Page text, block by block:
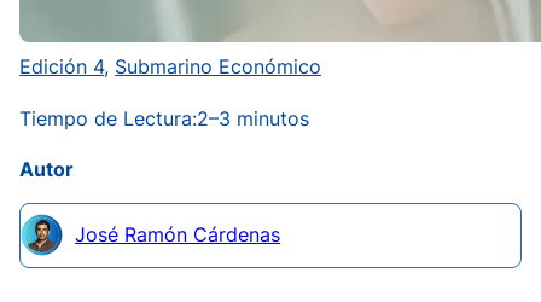
Edición 4, Submarino Económico
Tiempo de Lectura:2–3 minutos
Autor
José Ramón Cárdenas